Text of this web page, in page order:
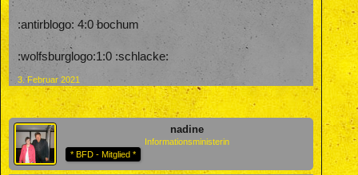
:antirblogo: 4:0 bochum
:wolfsburglogo:1:0 :schlacke:
3. Februar 2021
nadine
Informationsministerin
* BFD - Mitglied *